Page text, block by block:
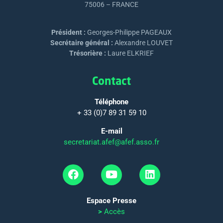
75006 – FRANCE
Président : Georges-Philippe PAGEAUX
Secrétaire général : Alexandre LOUVET
Trésorière : Laure ELKRIEF
Contact
Téléphone
+ 33 (0)7 89 31 59 10
E-mail
secretariat.afef@afef.asso.fr
Espace Presse
> Accès